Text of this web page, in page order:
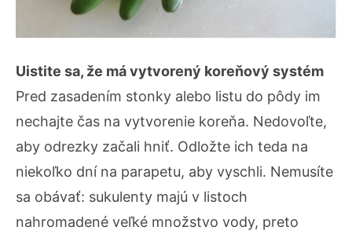
Uistite sa, že má vytvorený koreňový systém
Pred zasadením stonky alebo listu do pôdy im
nechajte čas na vytvorenie koreňa. Nedovoľte,
aby odrezky začali hniť. Odložte ich teda na
niekoľko dní na parapetu, aby vyschli. Nemusíte
sa obávať: sukulenty majú v listoch
nahromadené veľké množstvo vody, preto